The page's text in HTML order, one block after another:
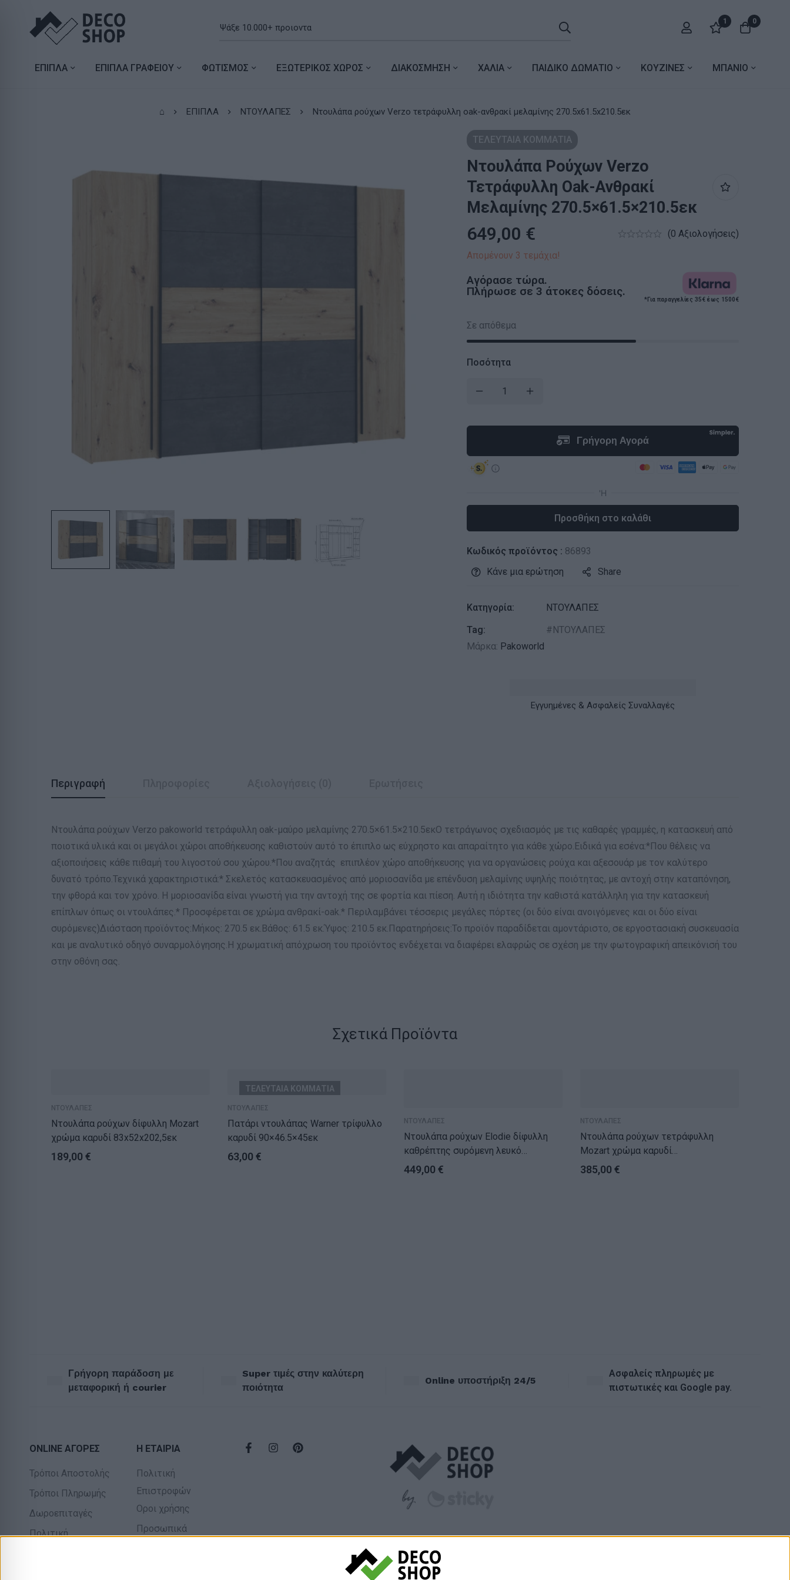
1 0
ΕΠΙΠΛΑ ΕΠΙΠΛΑ ΓΡΑΦΕΙΟΥ ΦΩΤΙΣΜΟΣ ΕΞΩΤΕΡΙΚΟΣ ΧΩΡΟΣ ΔΙΑΚΟΣΜΗΣΗ ΧΑΛΙΑ ΠΑΙΔΙΚΟ ΔΩΜΑΤΙΟ ΚΟΥΖΙΝΕΣ ΜΠΑΝΙΟ
⌂ ΕΠΙΠΛΑ ΝΤΟΥΛΑΠΕΣ Ντουλάπα ρούχων Verzo τετράφυλλη oak-ανθρακί μελαμίνης 270.5x61.5x210.5εκ
ΤΕΛΕΥΤΑΙΑ ΚΟΜΜΑΤΙΑ
Ντουλάπα Ρούχων Verzo
Τετράφυλλη Oak-Ανθρακί
Μελαμίνης 270.5×61.5×210.5εκ
649,00 €
(0 Αξιολογήσεις)
Απομένουν 3 τεμάχια!
Αγόρασε τώρα.
Πλήρωσε σε 3 άτοκες δόσεις.
*Για παραγγελίες 35€ έως 1500€
Σε απόθεμα
Ποσότητα
Προσθήκη στο καλάθι
Κωδικός προϊόντος : 86893
Κάνε μια ερώτηση
Share
Κατηγορία:
ΝΤΟΥΛΑΠΕΣ
Tag:
ΝΤΟΥΛΑΠΕΣ
Μάρκα: Pakoworld
Εγγυημένες & Ασφαλείς Συναλλαγές
Περιγραφή
Ντουλάπα ρούχων Verzo pakoworld τετράφυλλη oak-μαύρο μελαμίνης 270.5×61.5×210.5εκΟ τετράγωνος σχεδιασμός με τις καθαρές γραμμές, η κατασκευή από
ποιοτικά υλικά και οι μεγάλοι χώροι αποθήκευσης καθιστούν αυτό το έπιπλο ως εύχρηστο και απαραίτητο για κάθε χώρο.Ειδικά για εσένα:*Που θέλεις να
αξιοποιήσεις κάθε πιθαμή του λιγοστού σου χώρου.*Που αναζητάς επιπλέον χώρο αποθήκευσης για να οργανώσεις ρούχα και αξεσουάρ με τον καλύτερο
δυνατό τρόπο.Τεχνικά χαρακτηριστικά:* Σκελετός κατασκευασμένος από μοριοσανίδα με επένδυση μελαμίνης υψηλής ποιότητας, με αντοχή στην καταπόνηση,
την φθορά και τον χρόνο. Η μοριοσανίδα είναι γνωστή για την αντοχή της σε φορτία και πίεση. Αυτή η ιδιότητα την καθιστά κατάλληλη για την κατασκευή
επίπλων όπως οι ντουλάπες.* Προσφέρεται σε χρώμα ανθρακί-oak.* Περιλαμβάνει τέσσερις μεγάλες πόρτες (οι δύο είναι ανοιγόμενες και οι δύο είναι
συρόμενες)Διάσταση προϊόντος:Μήκος: 270.5 εκ.Βάθος: 61.5 εκ.Ύψος: 210.5 εκ.Παρατηρήσεις:Το προϊόν παραδίδεται αμοντάριστο, σε εργοστασιακή συσκευασία
και με αναλυτικό οδηγό συναρμολόγησης.Η χρωματική απόχρωση του προϊόντος ενδέχεται να διαφέρει ελαφρώς σε σχέση με την φωτογραφική απεικόνισή του
στην οθόνη σας.
Σχετικά Προϊόντα
ΝΤΟΥΛΑΠΕΣ
Ντουλάπα ρούχων δίφυλλη Mozart
χρώμα καρυδί 83x52x202,5εκ
189,00 €
ΤΕΛΕΥΤΑΙΑ ΚΟΜΜΑΤΙΑ
ΝΤΟΥΛΑΠΕΣ
Πατάρι ντουλάπας Warner τρίφυλλο
καρυδί 90×46.5×45εκ
63,00 €
ΝΤΟΥΛΑΠΕΣ
Ντουλάπα ρούχων Elodie δίφυλλη
καθρέπτης συρόμενη λευκό
180x61x216εκ
449,00 €
ΝΤΟΥΛΑΠΕΣ
Ντουλάπα ρούχων τετράφυλλη
Mozart χρώμα καρυδί
158x52x202,5εκ
385,00 €
Γρήγορη παράδοση με
μεταφορική ή courier
Super τιμές στην καλύτερη
ποιότητα
Online υποστήριξη 24/5
Ασφαλείς πληρωμές με
πιστωτικές και Google pay.
ONLINE ΑΓΟΡΕΣ
Τρόποι Αποστολής
Τρόποι Πληρωμής
Δωροεπιταγές
Πολιτική
Η ΕΤΑΙΡΙΑ
Πολιτική
Επιστροφών
Οροι χρήσης
Προσωπικά